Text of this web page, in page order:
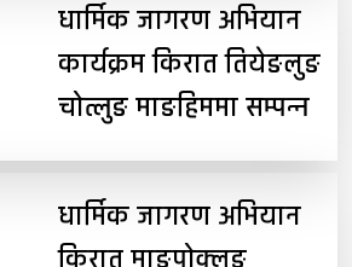
धार्मिक जागरण अभियान
कार्यक्रम किरात तियेङलुङ
चोत्लुङ माङहिममा सम्पन्न
धार्मिक जागरण अभियान
किरात माङपोक्लुङ